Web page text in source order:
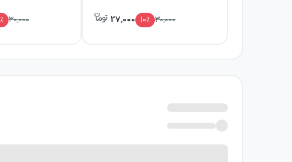
30,000
10٪ 27,000
30,000 ٪